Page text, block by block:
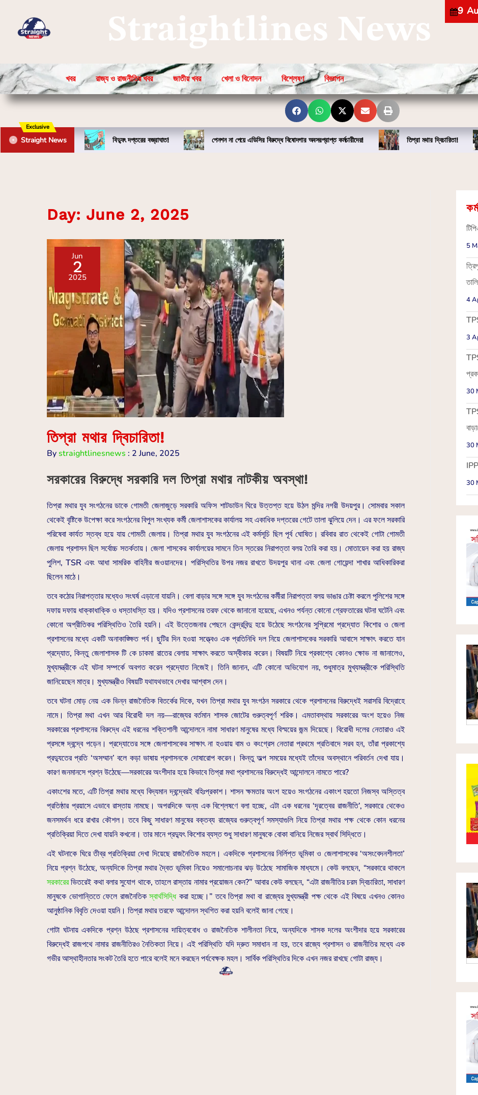
Straightlines News
9
খবর রাজ্য ও রাজনীতির খবর জাতীয় খবর খেলা ও বিনোদন বিশ্লেষণ বিজ্ঞাপন
Exclusive
Straight News বিদ্যুৎ দপ্তরের বজ্রাঘাত! পেনশন না পেয়ে এডিসির বিরুদ্ধে বিষোদগার অবসরপ্রাপ্ত কর্মচারীদের! তিপ্রা মথার দ্বিচারিতা!
Day: June 2, 2025
Jun
2
2025
তিপ্রা মথার দ্বিচারিতা!
Bystraightlinesnews : 2 June, 2025
সরকারের বিরুদ্ধে সরকারি দল তিপ্রা মথার নাটকীয় অবস্থা!
তিপ্রা মথার যুব সংগঠনের ডাকে গোমতী জেলাজুড়ে সরকারি অফিস শাটডাউন ঘিরে উত্তপ্ত হয়ে উঠল মন্দির নগরী উদয়পুর। সোমবার সকাল
থেকেই বৃষ্টিকে উপেক্ষা করে সংগঠনের বিপুল সংখ্যক কর্মী জেলাশাসকের কার্যালয় সহ একাধিক দপ্তরের গেটে তালা ঝুলিয়ে দেন। এর ফলে সরকারি
পরিষেবা কার্যত স্তব্ধ হয়ে যায় গোমতী জেলায়। তিপ্রা মথার যুব সংগঠনের এই কর্মসূচি ছিল পূর্ব ঘোষিত। রবিবার রাত থেকেই গোটা গোমতী
জেলায় প্রশাসন ছিল সর্বোচ্চ সতর্কতায়। জেলা শাসকের কার্যালয়ের সামনে তিন স্তরের নিরাপত্তা বলয় তৈরি করা হয়। মোতায়েন করা হয় রাজ্য
পুলিশ, TSR এবং আধা সামরিক বাহিনীর জওয়ানদের। পরিস্থিতির উপর নজর রাখতে উদয়পুর থানা এবং জেলা গোয়েন্দা শাখার আধিকারিকরা
ছিলেন মাঠে।
তবে কঠোর নিরাপত্তার মধ্যেও সংঘর্ষ এড়ানো যায়নি। বেলা বাড়ার সঙ্গে সঙ্গে যুব সংগঠনের কর্মীরা নিরাপত্তা বলয় ভাঙার চেষ্টা করলে পুলিশের সঙ্গে
দফায় দফায় ধাক্কাধাক্কি ও ধস্তাধস্তি হয়। যদিও প্রশাসনের তরফ থেকে জানানো হয়েছে, এখনও পর্যন্ত কোনো গ্রেফতারের ঘটনা ঘটেনি এবং
কোনো অপ্রীতিকর পরিস্থিতিও তৈরি হয়নি। এই উত্তেজনার পেছনে কেন্দ্রবিন্দু হয়ে উঠেছে সংগঠনের সুপ্রিমো প্রদ্যোত কিশোর ও জেলা
প্রশাসনের মধ্যে একটি অনাকাঙ্ক্ষিত পর্ব। ছুটির দিন হওয়া সত্ত্বেও এক প্রতিনিধি দল নিয়ে জেলাশাসকের সরকারি আবাসে সাক্ষাৎ করতে যান
প্রদ্যোত, কিন্তু জেলাশাসক টি কে চাকমা রাতের বেলায় সাক্ষাৎ করতে অস্বীকার করেন। বিষয়টি নিয়ে প্রকাশ্যে কোনও ক্ষোভ না জানালেও,
মুখ্যমন্ত্রীকে এই ঘটনা সম্পর্কে অবগত করেন প্রদ্যোত নিজেই। তিনি জানান, এটি কোনো অভিযোগ নয়, শুধুমাত্র মুখ্যমন্ত্রীকে পরিস্থিতি
জানিয়েছেন মাত্র। মুখ্যমন্ত্রীও বিষয়টি যথাযথভাবে দেখার আশ্বাস দেন।
তবে ঘটনা মোড় নেয় এক ভিন্ন রাজনৈতিক বিতর্কের দিকে, যখন তিপ্রা মথার যুব সংগঠন সরকারে থেকে প্রশাসনের বিরুদ্ধেই সরাসরি বিদ্রোহে
নামে। তিপ্রা মথা এখন আর বিরোধী দল নয়—রাজ্যের বর্তমান শাসক জোটের গুরুত্বপূর্ণ শরিক। এমতাবস্থায় সরকারের অংশ হয়েও নিজ
সরকারের প্রশাসনের বিরুদ্ধে এই ধরনের শক্তিশালী আন্দোলনে নামা সাধারণ মানুষের মধ্যে বিস্ময়ের জন্ম দিয়েছে। বিরোধী দলের নেতারাও এই
প্রসঙ্গে দ্বন্দ্বে পড়েন। প্রদ্যোতের সঙ্গে জেলাশাসকের সাক্ষাৎ না হওয়ায় বাম ও কংগ্রেস নেতারা প্রথমে প্রতিবাদে সরব হন, তাঁরা প্রকাশ্যে
প্রদ্যুতের প্রতি ‘অসম্মান’ বলে কড়া ভাষায় প্রশাসনকে দোষারোপ করেন। কিন্তু অল্প সময়ের মধ্যেই তাঁদের অবস্থানে পরিবর্তন দেখা যায়।
কারণ জনমানসে প্রশ্ন উঠেছে—সরকারের অংশীদার হয়ে কিভাবে তিপ্রা মথা প্রশাসনের বিরুদ্ধেই আন্দোলনে নামতে পারে?
একাংশের মতে, এটি তিপ্রা মথার মধ্যে বিদ্যমান দ্বন্দ্বেরই বহিঃপ্রকাশ। শাসন ক্ষমতার অংশ হয়েও সংগঠনের একাংশ হয়তো নিজস্ব অস্তিত্ব
প্রতিষ্ঠার প্রয়াসে এভাবে রাস্তায় নামছে। অপরদিকে অন্য এক বিশ্লেষণে বলা হচ্ছে, এটা এক ধরনের ‘দূরত্বের রাজনীতি’, সরকারে থেকেও
জনসমর্থন ধরে রাখার কৌশল। তবে কিছু সাধারণ মানুষের বক্তব্য রাজ্যের গুরুত্বপূর্ণ সমস্যাগুলি নিয়ে তিপ্রা মথার পক্ষ থেকে কোন ধরনের
প্রতিক্রিয়া দিতে দেখা যায়নি কখনো। তার মানে প্রদ্যুৎ কিশোর ব্যস্ত শুধু সাধারণ মানুষকে বোকা বানিয়ে নিজের স্বার্থ সিদ্ধিতে।
এই ঘটনাকে ঘিরে তীব্র প্রতিক্রিয়া দেখা দিয়েছে রাজনৈতিক মহলে। একদিকে প্রশাসনের নির্লিপ্ত ভূমিকা ও জেলাশাসকের ‘অসংবেদনশীলতা’
নিয়ে প্রশ্ন উঠেছে, অন্যদিকে তিপ্রা মথার দ্বৈত ভূমিকা নিয়েও সমালোচনার ঝড় উঠেছে সামাজিক মাধ্যমে। কেউ বলছেন, “সরকারে থাকলে
সরকারেরভিতরেই কথা বলার সুযোগ থাকে, তাহলে রাস্তায় নামার প্রয়োজন কেন?” আবার কেউ বলছেন, “এটা রাজনীতির চরম দ্বিচারিতা, সাধারণ
মানুষকে ভোগান্তিতে ফেলে রাজনৈতিকস্বার্থসিদ্ধিকরা হচ্ছে।” তবে তিপ্রা মথা বা রাজ্যের মুখ্যমন্ত্রী পক্ষ থেকে এই বিষয়ে এখনও কোনও
আনুষ্ঠানিক বিবৃতি দেওয়া হয়নি। তিপ্রা মথার তরফে আন্দোলন স্থগিত করা হয়নি বলেই জানা গেছে।
গোটা ঘটনায় একদিকে প্রশ্ন উঠছে প্রশাসনের দায়িত্ববোধ ও রাজনৈতিক শালীনতা নিয়ে, অন্যদিকে শাসক দলের অংশীদার হয়ে সরকারের
বিরুদ্ধেই রাজপথে নামার রাজনীতিরও নৈতিকতা নিয়ে। এই পরিস্থিতি যদি দ্রুত সমাধান না হয়, তবে রাজ্যে প্রশাসন ও রাজনীতির মধ্যে এক
গভীর আস্থাহীনতার সংকট তৈরি হতে পারে বলেই মনে করছেন পর্যবেক্ষক মহল। সার্বিক পরিস্থিতির দিকে এখন নজর রাখছে গোটা রাজ্য।
5
4
3
30
30
30